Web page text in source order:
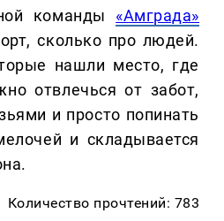
команды «Амграда»
сколько про людей.
нашли место, где
отвлечься от забот,
и просто попинать
и складывается
Количество прочтений: 783